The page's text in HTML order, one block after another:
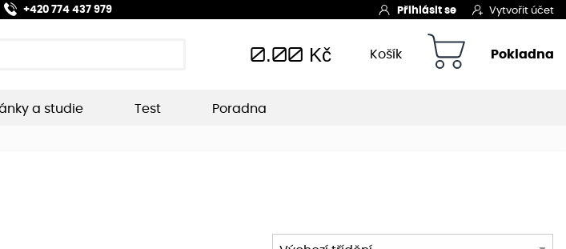
+420 774 437 979 Přihlásit se Vytvořit účet
0.00 Kč Košík Pokladna
a studie Test Poradna